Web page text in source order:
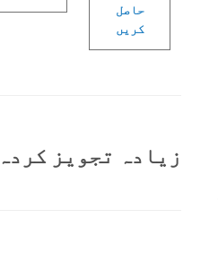
حاصل
کریں
زیادہ تجویز کردہ